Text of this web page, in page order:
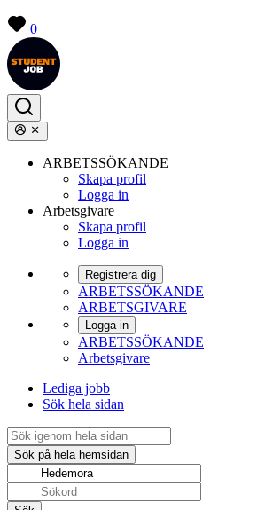
0
ARBETSSÖKANDE
Skapa profil
Logga in
Arbetsgivare
Skapa profil
Logga in
Registrera dig
ARBETSSÖKANDE
ARBETSGIVARE
Logga in
ARBETSSÖKANDE
Arbetsgivare
Lediga jobb
Sök hela sidan